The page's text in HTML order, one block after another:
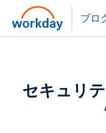
ブロ
セキュリ